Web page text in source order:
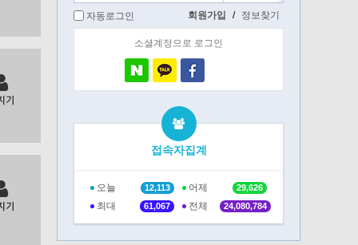
기
기
자동로그인 회원가입 / 정보찾기
소셜계정으로 로그인
접속자집계
오늘 12,113 어제 29,626
최대 61,067 전체 24,080,784